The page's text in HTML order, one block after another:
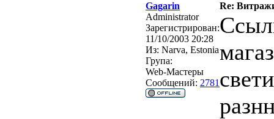
Gagarin
Re:
Administrator
Зарегистрирован:
11/10/2003 20:28
Из: Narva, Estonia
Група:
Web-Мастеры
Сообщений: 2781